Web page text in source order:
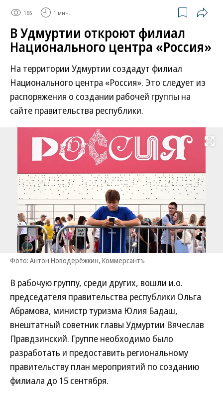
165 1 мин.
В Удмуртии откроют филиал
Национального центра «Россия»
На территории Удмуртии создадут филиал
Национального центра «Россия». Это следует из
распоряжения о создании рабочей группы на
сайте правительства республики.
Развернуть
Фото: Антон Новодерёжкин, Коммерсантъ
В рабочую группу, среди других, вошли и.о.
председателя правительства республики Ольга
Абрамова, министр туризма Юлия Бадаш,
внештатный советник главы Удмуртии Вячеслав
Правдзинский. Группе необходимо было
разработать и предоставить региональному
правительству план мероприятий по созданию
филиала до 15 сентября.